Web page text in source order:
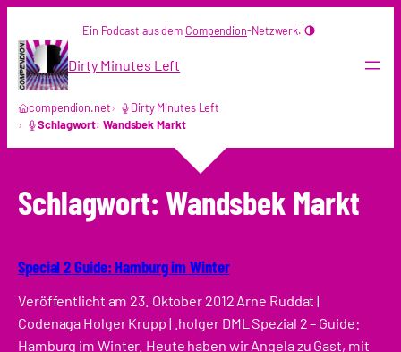
Inhalt
springen
Ein Podcast aus dem Compendion-Netzwerk.
Dirty Minutes Left
compendion.net
Dirty Minutes Left
Schlagwort: Wandsbek Markt
Schlagwort: Wandsbek Markt
Special 2 Guide: Hamburg im Winter
Veröffentlicht am 23. Oktober 2012 Arne Ruddat |
Codenaga Holger Krupp | .holger DML Spezial 2 – Guide:
Hamburg im Winter. Heute haben wir Angela zu Gast, mit